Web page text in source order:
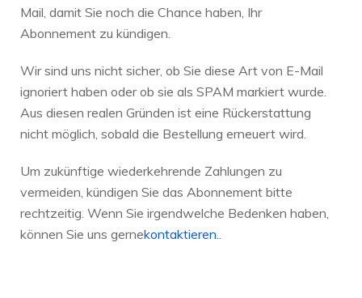
Mail, damit Sie noch die Chance haben, Ihr
Abonnement zu kündigen.
Wir sind uns nicht sicher, ob Sie diese Art von E-Mail
ignoriert haben oder ob sie als SPAM markiert wurde.
Aus diesen realen Gründen ist eine Rückerstattung
nicht möglich, sobald die Bestellung erneuert wird.
Um zukünftige wiederkehrende Zahlungen zu
vermeiden, kündigen Sie das Abonnement bitte
rechtzeitig. Wenn Sie irgendwelche Bedenken haben,
können Sie uns gernekontaktieren..